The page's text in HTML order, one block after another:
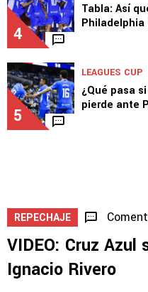
4
Tabla: Así
Philadelphia
5
LEAGUES CUP
¿Qué pasa
pierde ante
REPECHAJE
VIDEO: Cruz
Ignacio Rivero